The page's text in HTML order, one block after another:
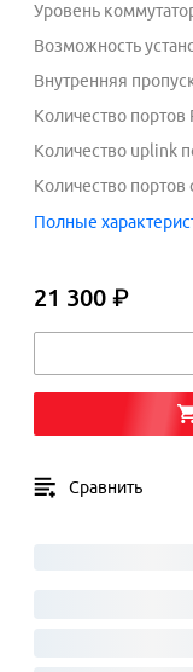
Уровень
Возможность
Внутренняя
Количество портов
Количество uplink
Количество
Полные
21 300 ₽21
Сравнить